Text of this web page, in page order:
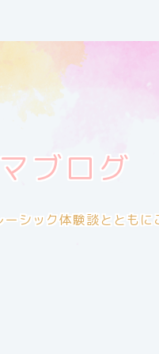
ブログ
シック体験談とともに